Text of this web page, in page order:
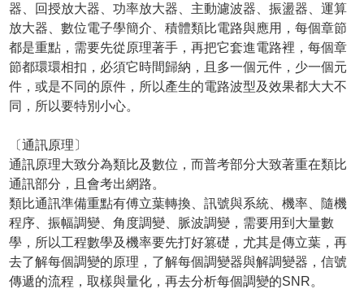
器、回授放大器、功率放大器、主動濾波器、振盪器、運算
放大器、數位電子學簡介、積體類比電路與應用，每個章節
都是重點，需要先從原理著手，再把它套進電路裡，每個章
節都環環相扣，必須它時間歸納，且多一個元件，少一個元
件，或是不同的原件，所以產生的電路波型及效果都大大不
同，所以要特別小心。
〔通訊原理〕
通訊原理大致分為類比及數位，而普考部分大致著重在類比
通訊部分，且會考出網路。
類比通訊準備重點有傅立葉轉換、訊號與系統、機率、隨機
程序、振幅調變、角度調變、脈波調變，需要用到大量數
學，所以工程數學及機率要先打好篡礎，尤其是傳立葉，再
去了解每個調變的原理，了解每個調變器與解調變器，信號
傳遞的流程，取樣與量化，再去分析每個調變的SNR。